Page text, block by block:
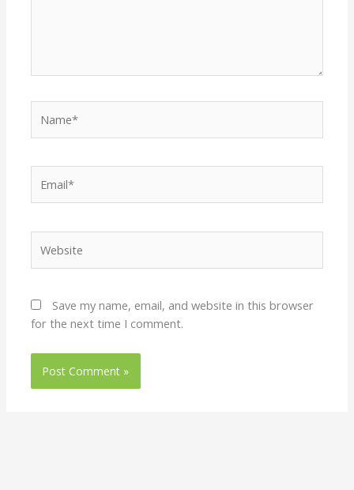
Save my name, email, and website in this browser
for the next time I comment.